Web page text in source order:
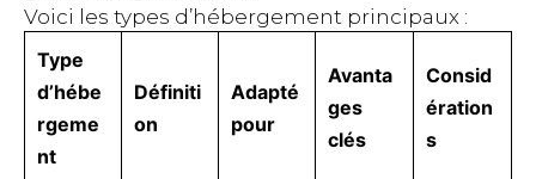
Voici les types d’hébergement principaux :
Type
d’hébe
rgeme
nt
Définiti
on
Adapté
pour
Avanta
ges
clés
Consid
ération
s